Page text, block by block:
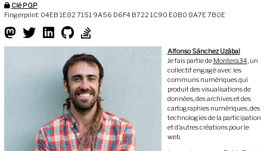
Clé PGP
Fingerprint: 04EB 1E82 7151 9A56 D6F4 B722 1C90 E0B0 8A7E 7B0E
Alfonso Sánchez Uzábal
Je fais partie de Montera34 , un
collectif engagé avec les
communs numériques qui
produit des visualisations de
données, des archives et des
cartographies numériques, des
technologies de la participation
et d’autres créations pour le
web.